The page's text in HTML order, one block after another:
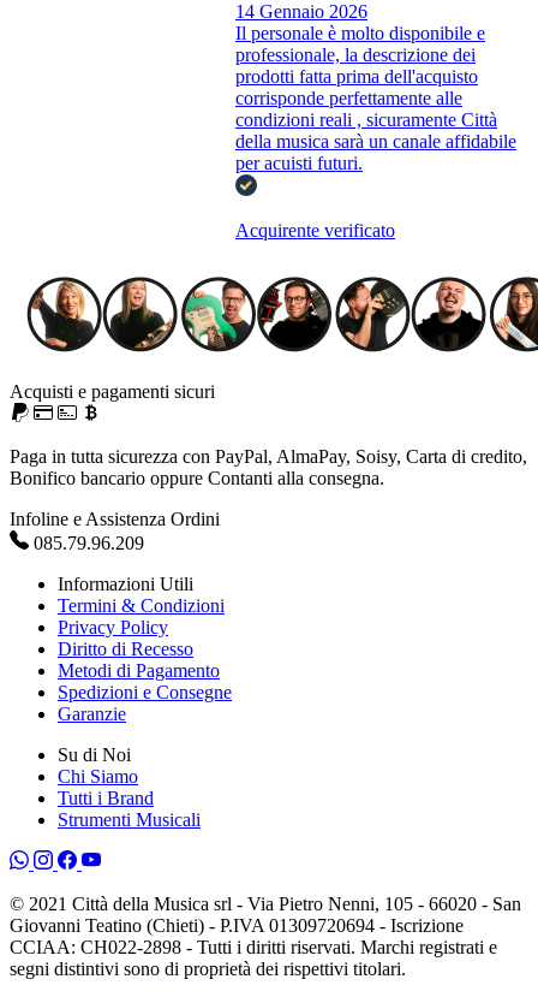
14 Gennaio 2026
Il personale è molto disponibile e
professionale, la descrizione dei
prodotti fatta prima dell'acquisto
corrisponde perfettamente alle
condizioni reali , sicuramente Città
della musica sarà un canale affidabile
per acuisti futuri.
Acquirente verificato
Acquisti e pagamenti sicuri
Paga in tutta sicurezza con PayPal, AlmaPay, Soisy, Carta di credito,
Bonifico bancario oppure Contanti alla consegna.
Infoline e Assistenza Ordini
085.79.96.209
Informazioni Utili
Termini & Condizioni
Privacy Policy
Diritto di Recesso
Metodi di Pagamento
Spedizioni e Consegne
Garanzie
Su di Noi
Chi Siamo
Tutti i Brand
Strumenti Musicali
© 2021 Città della Musica srl - Via Pietro Nenni, 105 - 66020 - San
Giovanni Teatino (Chieti) - P.IVA 01309720694 - Iscrizione
CCIAA: CH022-2898 - Tutti i diritti riservati. Marchi registrati e
segni distintivi sono di proprietà dei rispettivi titolari.